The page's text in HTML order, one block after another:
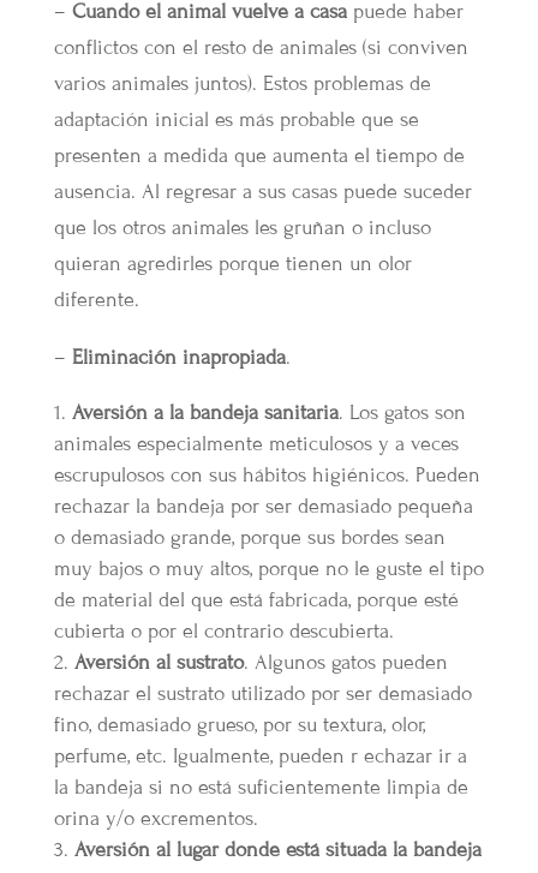
– Cuando el animal vuelve a casapuede haber
conflictos con el resto de animales (si conviven
varios animales juntos). Estos problemas de
adaptación inicial es más probable que se
presenten a medida que aumenta el tiempo de
ausencia. Al regresar a sus casas puede suceder
que los otros animales les gruñan o incluso
quieran agredirles porque tienen un olor
diferente.
– Eliminación inapropiada.
Aversión a la bandeja sanitaria. Los gatos son
animales especialmente meticulosos y a veces
escrupulosos con sus hábitos higiénicos. Pueden
rechazar la bandeja por ser demasiado pequeña
o demasiado grande, porque sus bordes sean
muy bajos o muy altos, porque no le guste el tipo
de material del que está fabricada, porque esté
cubierta o por el contrario descubierta.
Aversión al sustrato. Algunos gatos pueden
rechazar el sustrato utilizado por ser demasiado
fino, demasiado grueso, por su textura, olor,
perfume, etc. Igualmente, pueden r echazar ir a
la bandeja si no está suficientemente limpia de
orina y/o excrementos.
Aversión al lugar donde está situada la bandeja